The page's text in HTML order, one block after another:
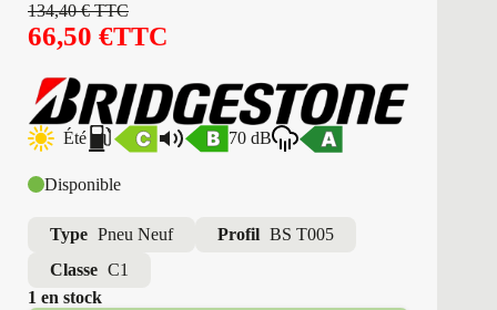
134,40€TTC
66,50 €TTC
Été 70 dB
Disponible
Type Pneu Neuf Profil BS T005
Classe C1
1 en stock